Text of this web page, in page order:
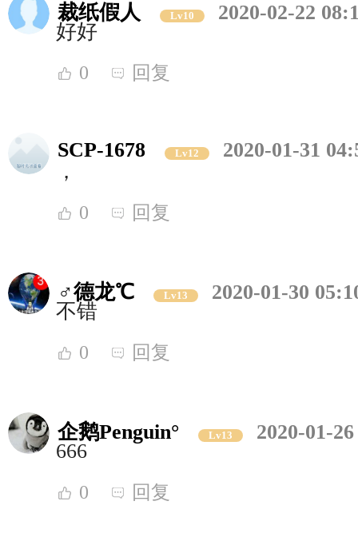
裁纸假人 Lv10
2020-02-22
好好
0 回复
SCP-1678 Lv12
2020-01-31
，
0 回复
♂德龙℃ Lv13
2020-01-30
不错
0 回复
企鹅Penguin° Lv13
2020-01-
666
0 回复